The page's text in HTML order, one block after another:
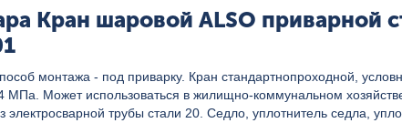
Кран шаровой ALSO приварной
монтажа - под приварку. Кран стандартнопроходной,
МПа. Может использоваться в жилищно-коммунальном
электросварной трубы стали 20. Седло, уплотнитель седла,